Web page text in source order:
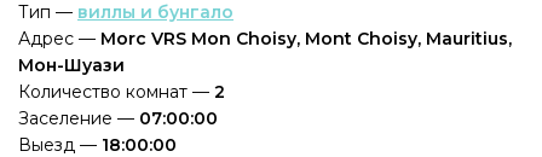
Тип — виллы и бунгало
Адрес — Morc VRS Mon Choisy, Mont Choisy, Mauritius,
Мон-Шуази
Количество комнат — 2
Заселение — 07:00:00
Выезд — 18:00:00